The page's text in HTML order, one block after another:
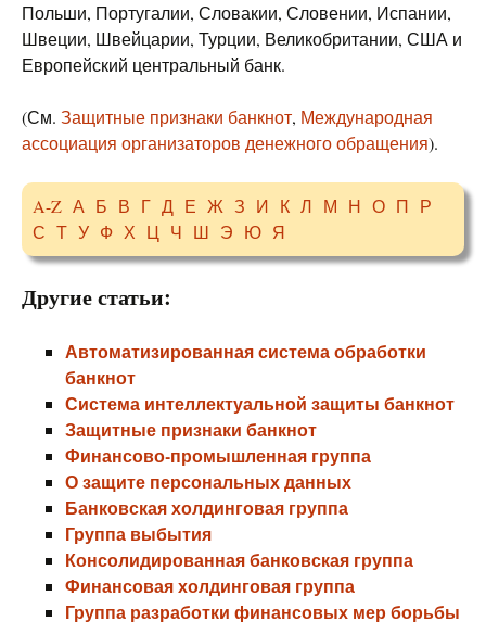
Польши, Португалии, Словакии, Словении, Испании,
Швеции, Швейцарии, Турции, Великобритании, США и
Европейский центральный банк.
(См. Защитные признаки банкнот, Международная
ассоциация организаторов денежного обращения).
A-Z А Б В Г Д Е Ж З И К Л М Н О П Р
С Т У Ф Х Ц Ч Ш Э Ю Я
Другие статьи:
Автоматизированная система обработки
банкнот
Система интеллектуальной защиты банкнот
Защитные признаки банкнот
Финансово-промышленная группа
О защите персональных данных
Банковская холдинговая группа
Группа выбытия
Консолидированная банковская группа
Финансовая холдинговая группа
Группа разработки финансовых мер борьбы